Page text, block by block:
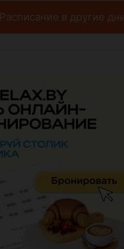
Расписание в другие